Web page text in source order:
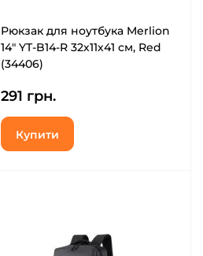
Рюкзак для ноутбука Merlion
14" YT-B14-R 32х11х41 см, Red
(34406)
291 грн.
Купити